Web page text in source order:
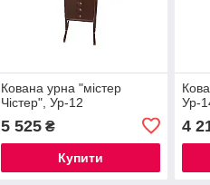
Кована урна "містер
Чістер", Ур-12
5 525₴
Купити
Ур-
4